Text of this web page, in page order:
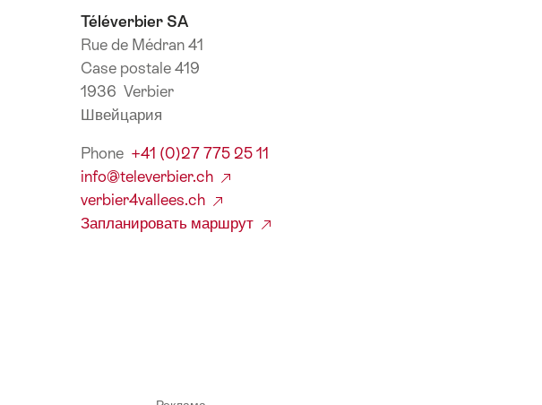
Téléverbier SA
Rue de Médran 41
Case postale 419
1936 Verbier
Швейцария
Phone +41 (0)27 775 25 11
info@televerbier.ch
verbier4vallees.ch
Запланировать маршрут